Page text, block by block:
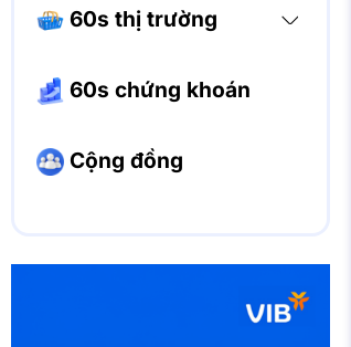
60s thị trường
60s chứng khoán
Cộng đồng